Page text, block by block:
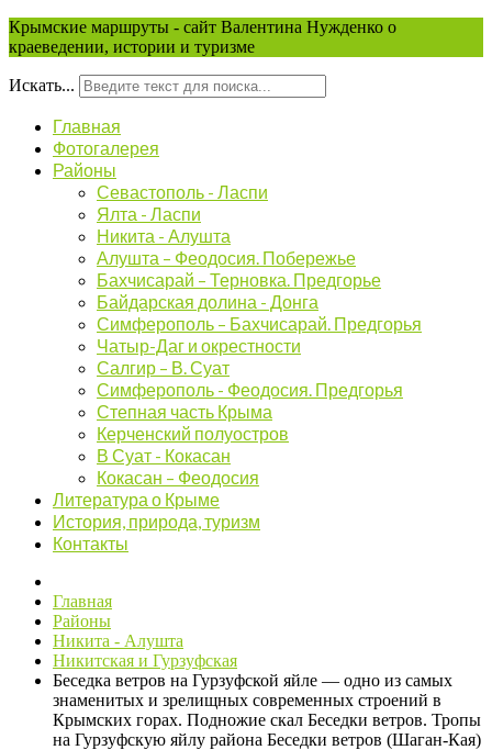
Крымские маршруты - сайт Валентина Нужденко о
краеведении, истории и туризме
Искать...
Главная
Фотогалерея
Районы
Севастополь - Ласпи
Ялта - Ласпи
Никита - Алушта
Алушта – Феодосия. Побережье
Бахчисарай – Терновка. Предгорье
Байдарская долина - Донга
Симферополь – Бахчисарай. Предгорья
Чатыр-Даг и окрестности
Салгир – В. Суат
Симферополь - Феодосия. Предгорья
Степная часть Крыма
Керченский полуостров
В Суат - Кокасан
Кокасан – Феодосия
Литература о Крыме
История, природа, туризм
Контакты
Главная
Районы
Никита - Алушта
Никитская и Гурзуфская
Беседка ветров на Гурзуфской яйле — одно из самых
знаменитых и зрелищных современных строений в
Крымских горах. Подножие скал Беседки ветров. Тропы
на Гурзуфскую яйлу района Беседки ветров (Шаган-Кая)